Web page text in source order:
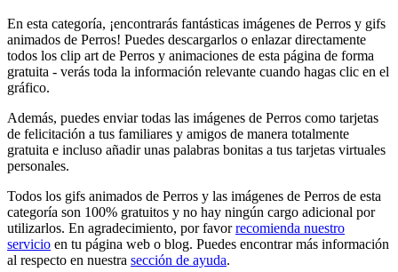
En esta categoría, ¡encontrarás fantásticas imágenes de Perros y gifs
animados de Perros! Puedes descargarlos o enlazar directamente
todos los clip art de Perros y animaciones de esta página de forma
gratuita - verás toda la información relevante cuando hagas clic en el
gráfico.
Además, puedes enviar todas las imágenes de Perros como tarjetas
de felicitación a tus familiares y amigos de manera totalmente
gratuita e incluso añadir unas palabras bonitas a tus tarjetas virtuales
personales.
Todos los gifs animados de Perros y las imágenes de Perros de esta
categoría son 100% gratuitos y no hay ningún cargo adicional por
utilizarlos. En agradecimiento, por favorrecomienda nuestro
servicio en tu página web o blog. Puedes encontrar más información
al respecto en nuestra sección de ayuda.